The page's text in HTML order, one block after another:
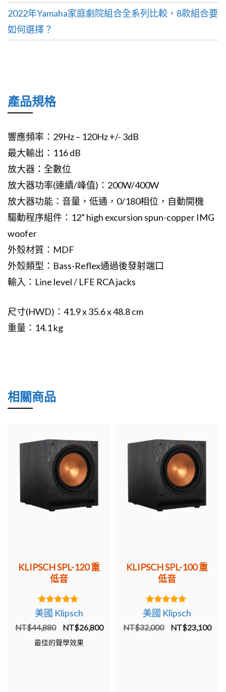
2022年Yamaha家庭劇院組合全系列比較，8款組合要
如何選擇？
產品規格
響應頻率：29Hz – 120Hz +/- 3dB
最大輸出：116 dB
放大器：全數位
放大器功率(連續/峰值)：200W/400W
放大器功能：音量，低通，0/180相位，自動開機
驅動程序組件：12” high excursion spun-copper IMG
woofer
外殼材質：MDF
外殼類型：Bass-Reflex通過後發射端口
輸入：Line level / LFE RCA jacks
尺寸(HWD)：41.9 x 35.6 x 48.8 cm
重量：14.1 kg
相關商品
KLIPSCH SPL-120 重
低音
5.00
out of 5
美國 Klipsch
NT$44,880
原
始
NT$26,800目
最佳的聲學效果
KLIPSCH SPL-100 重
低音
5.00
out of 5
美國 Klipsch
NT$32,000
原
NT$23,100目